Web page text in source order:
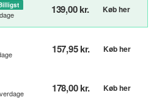
139,00 kr. Køb her
157,95 kr. Køb her
178,00 kr. Køb her